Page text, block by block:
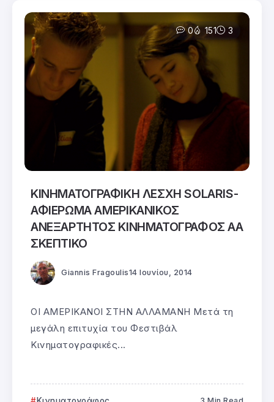
0 151 3
ΚΙΝΗΜΑΤΟΓΡΑΦΙΚΗ ΛΕΣΧΗ SOLARIS-
ΑΦΙΕΡΩΜΑ ΑΜΕΡΙΚΑΝΙΚΟΣ
ΑΝΕΞΑΡΤΗΤΟΣ ΚΙΝΗΜΑΤΟΓΡΑΦΟΣ ΑΑ
ΣΚΕΠΤΙΚΟ
Giannis Fragoulis14 Ιουνίου, 2014
ΟΙ ΑΜΕΡΙΚΑΝΟΙ ΣΤΗΝ ΑΛΛΑΜΑΝΗ Μετά τη
μεγάλη επιτυχία του Φεστιβάλ
Κινηματογραφικές...